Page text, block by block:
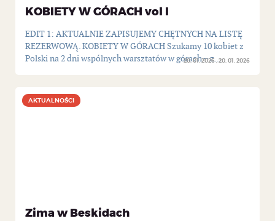
KOBIETY W GÓRACH vol I
20. 01. 2026 20. 01. 2026
EDIT 1: AKTUALNIE ZAPISUJEMY CHĘTNYCH NA LISTĘ
REZERWOWĄ. KOBIETY W GÓRACH Szukamy 10 kobiet z
Polski na 2 dni wspólnych warsztatów w górach – z...
Zima w Beskidach
AKTUALNOŚCI
AKTUALNOŚCI